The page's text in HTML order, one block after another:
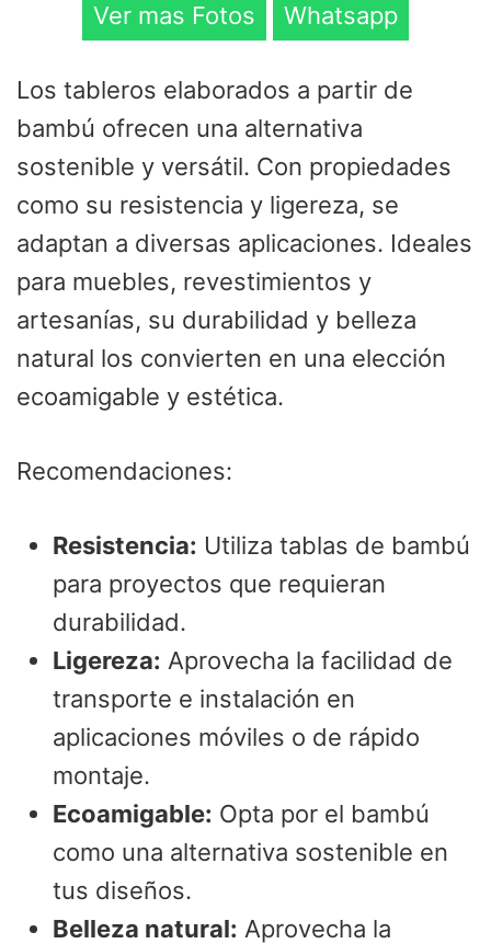
Ver mas Fotos Whatsapp
Los tableros elaborados a partir de
bambú ofrecen una alternativa
sostenible y versátil. Con propiedades
como su resistencia y ligereza, se
adaptan a diversas aplicaciones. Ideales
para muebles, revestimientos y
artesanías, su durabilidad y belleza
natural los convierten en una elección
ecoamigable y estética.
Recomendaciones:
Resistencia: Utiliza tablas de bambú
para proyectos que requieran
durabilidad.
Ligereza: Aprovecha la facilidad de
transporte e instalación en
aplicaciones móviles o de rápido
montaje.
Ecoamigable: Opta por el bambú
como una alternativa sostenible en
tus diseños.
Belleza natural: Aprovecha la